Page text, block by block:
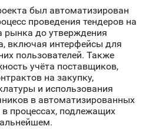
был автоматизирован
проведения тендеров на
рынка до утверждения
включая интерфейсы для
пользователей. Также
учёта поставщиков,
на закупку,
и использования
в автоматизированных
в процессах, подлежащих